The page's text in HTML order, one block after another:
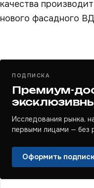
качества
нового фасадного
ПОДПИСКА
Премиум-
Исследования рынка,
первыми лицами — без
Оформить